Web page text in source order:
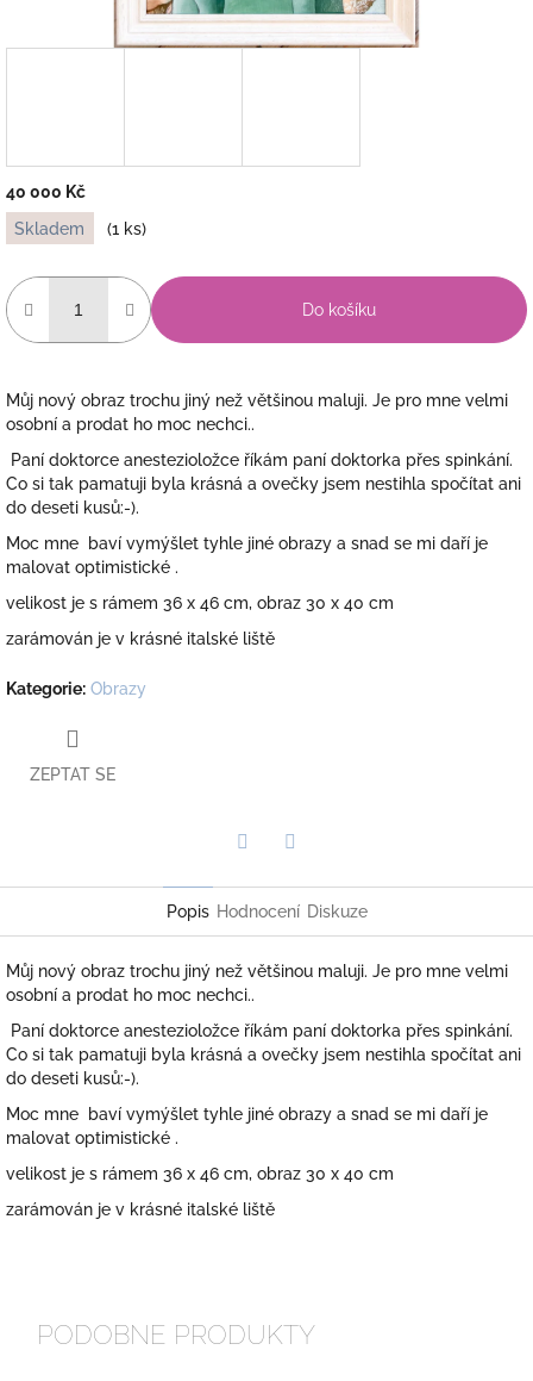
40 000 Kč
Měrná
cena:
Skladem (1 ks)
Do košíku
Můj nový obraz trochu jiný než většinou maluji. Je pro mne velmi
osobní a prodat ho moc nechci..
Paní doktorce anestezioložce říkám paní doktorka přes spinkání.
Co si tak pamatuji byla krásná a ovečky jsem nestihla spočítat ani
do deseti kusů:-).
Moc mne baví vymýšlet tyhle jiné obrazy a snad se mi daří je
malovat optimistické .
velikost je s rámem 36 x 46 cm, obraz 30 x 40 cm
zarámován je v krásné italské liště
Kategorie: Obrazy
ZEPTAT SE
Popis Hodnocení Diskuze
Můj nový obraz trochu jiný než většinou maluji. Je pro mne velmi
osobní a prodat ho moc nechci..
Paní doktorce anestezioložce říkám paní doktorka přes spinkání.
Co si tak pamatuji byla krásná a ovečky jsem nestihla spočítat ani
do deseti kusů:-).
Moc mne baví vymýšlet tyhle jiné obrazy a snad se mi daří je
malovat optimistické .
velikost je s rámem 36 x 46 cm, obraz 30 x 40 cm
zarámován je v krásné italské liště